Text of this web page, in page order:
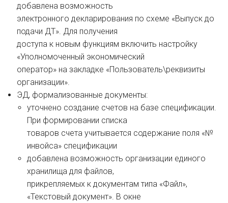
добавлена возможность
электронного декларирования по схеме «Выпуск до
подачи ДТ». Для получения
доступа к новым функциям включить настройку
«Уполномоченный экономический
оператор» на закладке «Пользователь\реквизиты
организации».
ЭД, формализованные документы:
уточнено создание счетов на базе спецификации.
При формировании списка
товаров счета учитывается содержание поля «№
инвойса» спецификации
добавлена возможность организации единого
хранилища для файлов,
прикрепляемых к документам типа «Файл»,
«Текстовый документ». В окне